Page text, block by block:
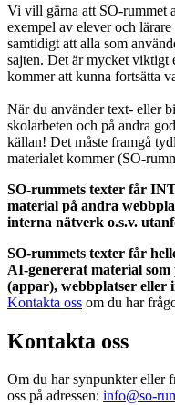
Vi vill gärna att SO-rummet
exempel av elever och
samtidigt att alla som
sajten. Det är mycket viktigt
kommer att kunna fortsätta
När du använder text- eller
skolarbeten och på andra
källan! Det måste framgå
materialet kommer (SO-
SO-rummets texter får
material på andra
interna nätverk o.s.v.
SO-rummets texter får
AI-genererat material
(appar), webbplatser
Kontakta oss om du har
Kontakta oss
Om du har synpunkter eller
oss på adressen: info@so-